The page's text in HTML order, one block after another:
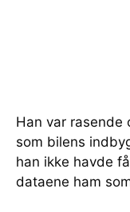
Han var rasende
som bilens
han ikke havde
dataene ham